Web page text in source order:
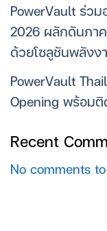
PowerVault ร่ว
2026 ผลักดันภา
ด้วยโซลูชันพลังง
PowerVault
Opening พร้อมติ
Recent
No comments